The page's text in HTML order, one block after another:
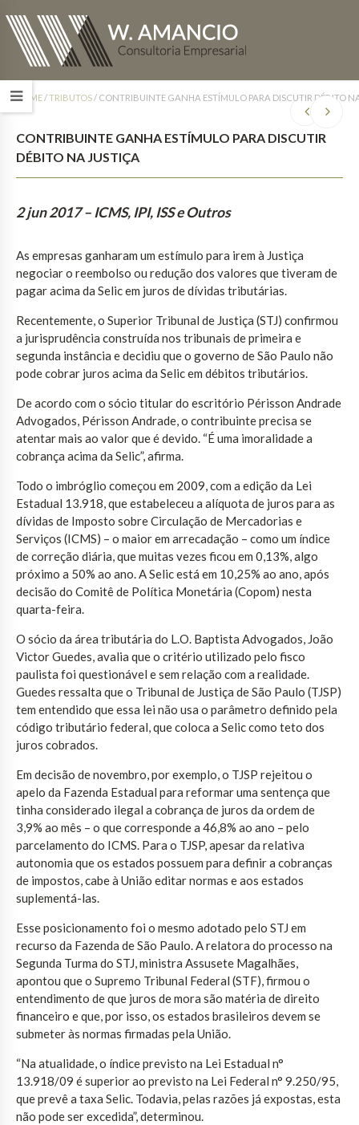
HOME/TRIBUTOS/ CONTRIBUINTE GANHA ESTÍMULO PARA DISCUTIR DÉBITO
CONTRIBUINTE GANHA ESTÍMULO PARA DISCUTIR
DÉBITO NA JUSTIÇA
2 jun 2017 – ICMS, IPI, ISS e Outros
As empresas ganharam um estímulo para irem à Justiça
negociar o reembolso ou redução dos valores que tiveram de
pagar acima da Selic em juros de dívidas tributárias.
Recentemente, o Superior Tribunal de Justiça (STJ) confirmou
a jurisprudência construída nos tribunais de primeira e
segunda instância e decidiu que o governo de São Paulo não
pode cobrar juros acima da Selic em débitos tributários.
De acordo com o sócio titular do escritório Périsson Andrade
Advogados, Périsson Andrade, o contribuinte precisa se
atentar mais ao valor que é devido. “É uma imoralidade a
cobrança acima da Selic”, afirma.
Todo o imbróglio começou em 2009, com a edição da Lei
Estadual 13.918, que estabeleceu a alíquota de juros para as
dívidas de Imposto sobre Circulação de Mercadorias e
Serviços (ICMS) – o maior em arrecadação – como um índice
de correção diária, que muitas vezes ficou em 0,13%, algo
próximo a 50% ao ano. A Selic está em 10,25% ao ano, após
decisão do Comitê de Política Monetária (Copom) nesta
quarta-feira.
O sócio da área tributária do L.O. Baptista Advogados, João
Victor Guedes, avalia que o critério utilizado pelo fisco
paulista foi questionável e sem relação com a realidade.
Guedes ressalta que o Tribunal de Justiça de São Paulo (TJSP)
tem entendido que essa lei não usa o parâmetro definido pela
código tributário federal, que coloca a Selic como teto dos
juros cobrados.
Em decisão de novembro, por exemplo, o TJSP rejeitou o
apelo da Fazenda Estadual para reformar uma sentença que
tinha considerado ilegal a cobrança de juros da ordem de
3,9% ao mês – o que corresponde a 46,8% ao ano – pelo
parcelamento do ICMS. Para o TJSP, apesar da relativa
autonomia que os estados possuem para definir a cobranças
de impostos, cabe à União editar normas e aos estados
suplementá-las.
Esse posicionamento foi o mesmo adotado pelo STJ em
recurso da Fazenda de São Paulo. A relatora do processo na
Segunda Turma do STJ, ministra Assusete Magalhães,
apontou que o Supremo Tribunal Federal (STF), firmou o
entendimento de que juros de mora são matéria de direito
financeiro e que, por isso, os estados brasileiros devem se
submeter às normas firmadas pela União.
“Na atualidade, o índice previsto na Lei Estadual n°
13.918/09 é superior ao previsto na Lei Federal n° 9.250/95,
que prevê a taxa Selic. Todavia, pelas razões já expostas, esta
não pode ser excedida”, determinou.